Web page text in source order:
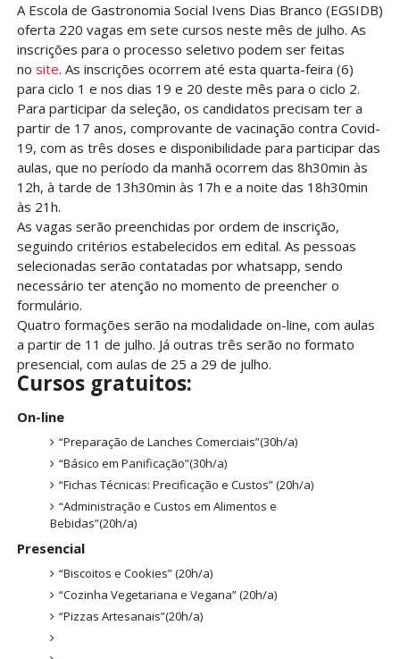
A Escola de Gastronomia Social Ivens Dias Branco (EGSIDB)
oferta 220 vagas em sete cursos neste mês de julho. As
inscrições para o processo seletivo podem ser feitas
no site. As inscrições ocorrem até esta quarta-feira (6)
para ciclo 1 e nos dias 19 e 20 deste mês para o ciclo 2.
Para participar da seleção, os candidatos precisam ter a
partir de 17 anos, comprovante de vacinação contra Covid-
19, com as três doses e disponibilidade para participar das
aulas, que no período da manhã ocorrem das 8h30min às
12h, à tarde de 13h30min às 17h e a noite das 18h30min
às 21h.
As vagas serão preenchidas por ordem de inscrição,
seguindo critérios estabelecidos em edital. As pessoas
selecionadas serão contatadas por whatsapp, sendo
necessário ter atenção no momento de preencher o
formulário.
Quatro formações serão na modalidade on-line, com aulas
a partir de 11 de julho. Já outras três serão no formato
presencial, com aulas de 25 a 29 de julho.
Cursos gratuitos:
On-line
“Preparação de Lanches Comerciais”(30h/a)
“Básico em Panificação”(30h/a)
“Fichas Técnicas: Precificação e Custos” (20h/a)
“Administração e Custos em Alimentos e
Bebidas”(20h/a)
Presencial
“Biscoitos e Cookies” (20h/a)
“Cozinha Vegetariana e Vegana” (20h/a)
“Pizzas Artesanais”(20h/a)